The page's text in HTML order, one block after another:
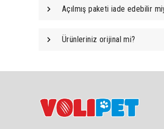
Açılmış paketi iade edebilir
Ürünleriniz orijinal mi?